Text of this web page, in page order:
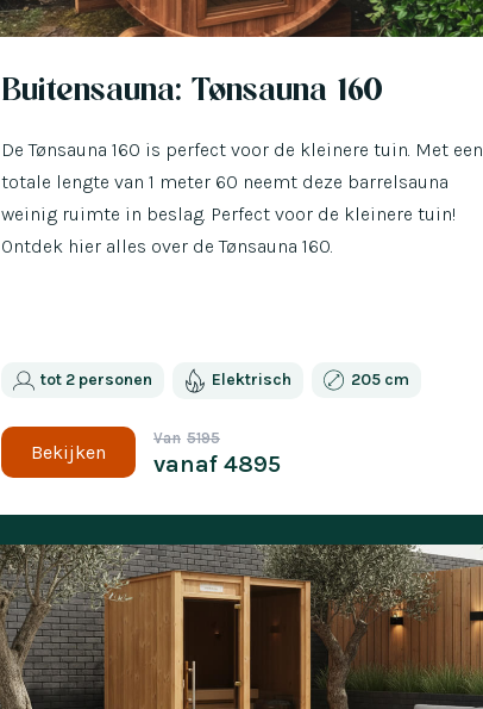
Buitensauna: Tønsauna 160
De Tønsauna 160 is perfect voor de kleinere tuin. Met een
totale lengte van 1 meter 60 neemt deze barrelsauna
weinig ruimte in beslag. Perfect voor de kleinere tuin!
Ontdek hier alles over de Tønsauna 160.
tot 2 personen Elektrisch 205 cm
Bekijken
Van 5195
vanaf 4895